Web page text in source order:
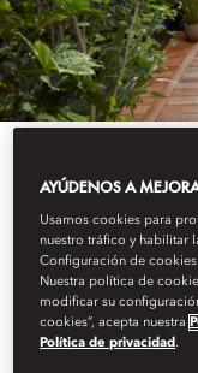
Ver Todas Las
SUITE
AYÚDENOS A
Usamos cookies para
nuestro tráfico y habilitar
Configuración de
Nuestra política de
modificar su
cookies”, acepta nuestra
Política de privacidad .